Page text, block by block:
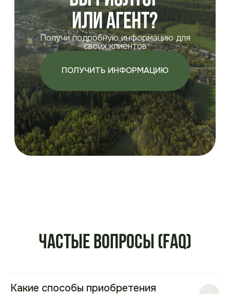
Частые вопросы (FAQ)
Какие способы приобретения